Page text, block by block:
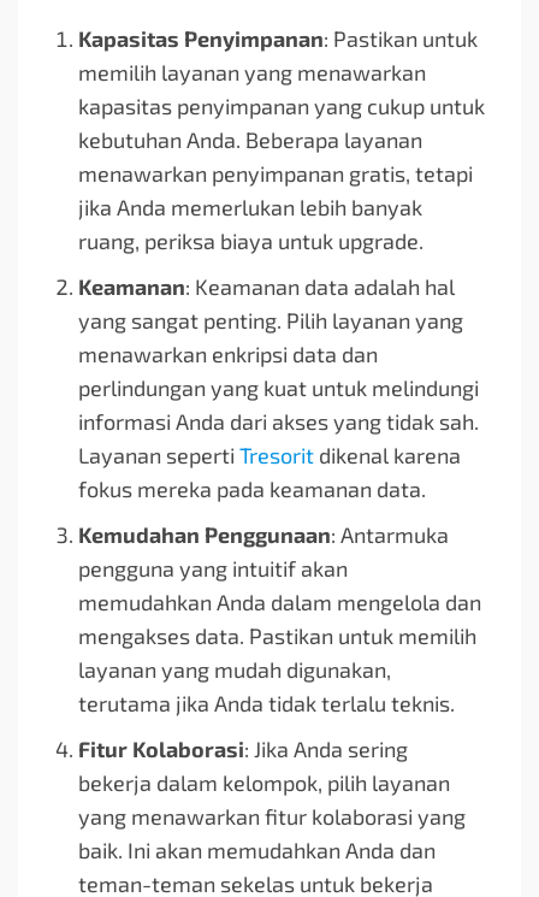
Kapasitas Penyimpanan: Pastikan untuk
memilih layanan yang menawarkan
kapasitas penyimpanan yang cukup untuk
kebutuhan Anda. Beberapa layanan
menawarkan penyimpanan gratis, tetapi
jika Anda memerlukan lebih banyak
ruang, periksa biaya untuk upgrade.
Keamanan: Keamanan data adalah hal
yang sangat penting. Pilih layanan yang
menawarkan enkripsi data dan
perlindungan yang kuat untuk melindungi
informasi Anda dari akses yang tidak sah.
Layanan seperti Tresorit dikenal karena
fokus mereka pada keamanan data.
Kemudahan Penggunaan: Antarmuka
pengguna yang intuitif akan
memudahkan Anda dalam mengelola dan
mengakses data. Pastikan untuk memilih
layanan yang mudah digunakan,
terutama jika Anda tidak terlalu teknis.
Fitur Kolaborasi: Jika Anda sering
bekerja dalam kelompok, pilih layanan
yang menawarkan fitur kolaborasi yang
baik. Ini akan memudahkan Anda dan
teman-teman sekelas untuk bekerja